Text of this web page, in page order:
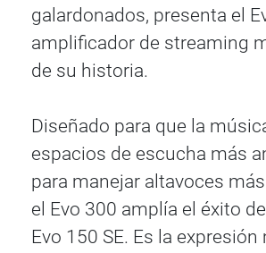
galardonados, presenta el
amplificador de streaming
de su historia.
Diseñado para que la
espacios de escucha más
para manejar altavoces
el Evo 300 amplía el éxito
Evo 150 SE. Es la